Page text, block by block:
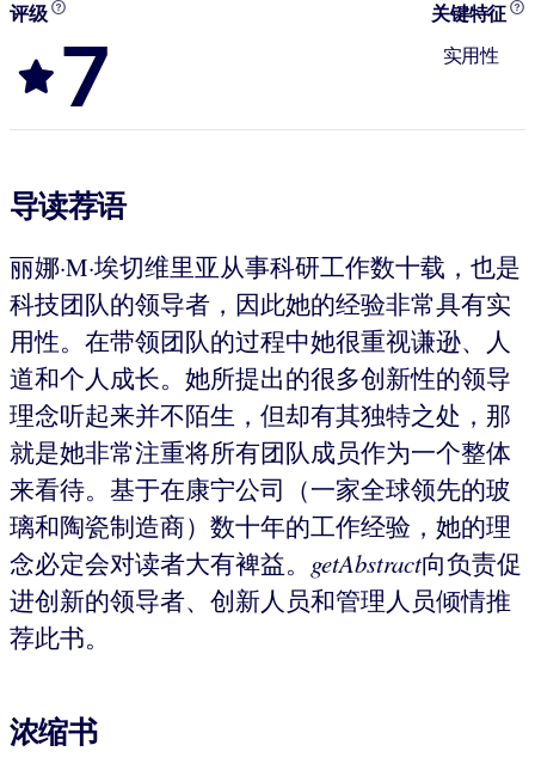
评级
7
关键特征
实用性
导读荐语
丽娜·M·埃切维里亚从事科研工作数十载，也是
科技团队的领导者，因此她的经验非常具有实
用性。在带领团队的过程中她很重视谦逊、人
道和个人成长。她所提出的很多创新性的领导
理念听起来并不陌生，但却有其独特之处，那
就是她非常注重将所有团队成员作为一个整体
来看待。基于在康宁公司（一家全球领先的玻
璃和陶瓷制造商）数十年的工作经验，她的理
念必定会对读者大有裨益。 getAbstract向负责促
进创新的领导者、创新人员和管理人员倾情推
荐此书。
浓缩书